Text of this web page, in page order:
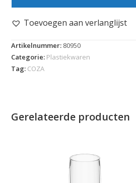
Toevoegen aan verlanglijst
Artikelnummer: 80950
Categorie: Plastiekwaren
Tag: COZA
Gerelateerde producten